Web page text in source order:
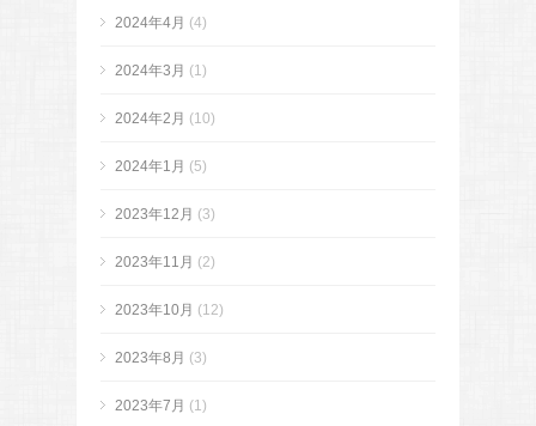
2024年4月 (4)
2024年3月 (1)
2024年2月 (10)
2024年1月 (5)
2023年12月 (3)
2023年11月 (2)
2023年10月 (12)
2023年8月 (3)
2023年7月 (1)